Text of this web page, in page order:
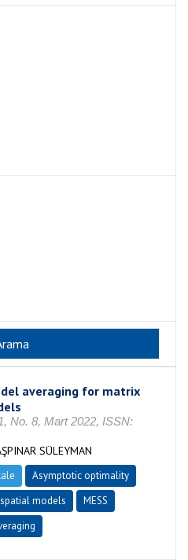
averaging for matrix
No. 8, Mart 2022, ISSN:
SÜLEYMAN
Asymptotic optimality
models
MESS